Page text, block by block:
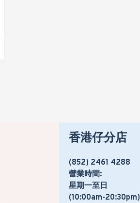
香港仔分店
(852) 2461 4288
營業時間:
星期一至日
(10:00am-20:30pm)